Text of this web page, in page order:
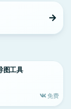
图工具
免费